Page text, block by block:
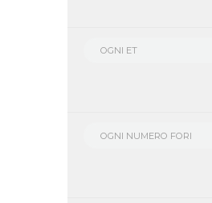
OGNI ET
OGNI NUMERO FORI